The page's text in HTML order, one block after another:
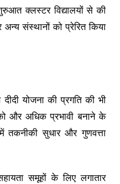
क्लस्टर विद्यालयों से की
अन्य संस्थानों को प्रेरित किया
योजना की प्रगति की भी
और अधिक प्रभावी बनाने के
तकनीकी सुधार और गुणवत्ता
समूहों के लिए लगातार